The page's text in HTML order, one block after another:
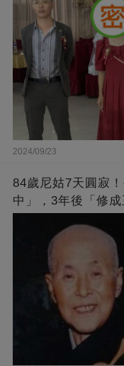
2024/09/23
84歲尼姑7天圓寂
中」，3年後「修